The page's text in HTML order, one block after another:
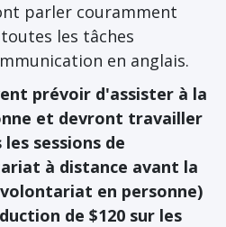
parler couramment
les tâches
en anglais.
prévoir d'assister à la
et devront travailler
sessions de
à distance avant la
en personne)
de $120 sur les